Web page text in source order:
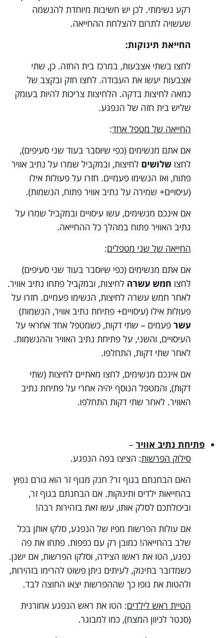
רקע נשימתי. לכן יש חשיבות מיוחדת להנשמה
שעשויה לתרום להצלחת ההחייאה.
החייאת תינוקות:
לחצו בשתי אצבעות, במרכז בית החזה. כן, שתי
אצבעות יעשו את העבודה. לחצו חזק ובקצב של
כמאה לחיצות בדקה. הלחיצות צריכות להיות בעומק
שליש בית חזה של הנפגע.
החייאה של מטפל אחד:
אם אתם מנשימים (כפי שיוסבר בעוד שני סעיפים),
לחצו שלושים לחיצות, ובמקביל שמרו על נתיב אוויר
פתוח, ואז הנשימו פעמיים. חזרו על פעולות אילו
(עיסויים+ שמירה על נתיב אוויר פתוח, הנשמות).
אם אינכם מנשימים, עשו עיסויים ובמקביל שמרו על
נתיב האוויר פתוח במהלך כל ההחייאה.
החייאה של שני מטפלים:
אם אתם מנשימים (כפי שיוסבר בעוד שני סעיפים)
לחצו חמש עשרה לחיצות, ובמקביל פתחו נתיב אוויר.
לאחר חמש עשרה לחיצות, הנשימו פעמיים. חזרו על
פעולות אילו (עיסויים+ פתיחת נתיב אוויר, הנשמות)
עשר פעמים – שתי דקות, כשמטפל אחד אחראי על
העיסויים, והשני, על פתיחת נתיב האוויר וההנשמות.
לאחר שתי דקות, התחלפו.
אם אינכם מנשימים, לחצו מאתיים לחיצות (שתי
דקות), והמטפל הנוסף יהיה אחרי על פתיחת נתיב
האוויר. לאחר שתי דקות התחלפו.
פתיחת נתיב אוויר –
סילוק הפרשות: הציצו בפה הנפגע.
האם הבחנתם בגוף זר? חנק מגוף זר הוא גורם נפוץ
בהחייאות ילדים ותינוקות. אם הבחנתם בגוף זר,
וביכולתכם לסלק אותו, עשו זאת בזהירות רבה!
אם עולות הפרשות מפיו של הנפגע, סלקו אותן בכל
שלב בהחייאה! כמובן רק עם כפפות. פתחו את פה
נפגע, הטו את ראשו הצידה, וסלקו הפרשות, אם ישנן.
כשמדובר בתינוק, לעיתים ניתן פשוט להרימו בזהירות,
ולהטות את גופו כך שההפרשות יצאו החוצה לבד.
הטיית ראש לילדים: הטו את ראש הנפגע אחורנית
(סנטר לכיוון המצח), כמו למבוגר.